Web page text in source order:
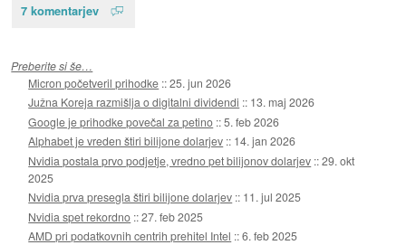
7 komentarjev
Preberite si še…
Micron početveril prihodke ::25. jun 2026
Južna Koreja razmišlja o digitalni dividendi :: 13. maj 2026
Google je prihodke povečal za petino ::5. feb 2026
Alphabet je vreden štiri bilijone dolarjev :: 14. jan 2026
Nvidia postala prvo podjetje, vredno pet bilijonov dolarjev ::29. okt
2025
Nvidia prva presegla štiri bilijone dolarjev :: 11. jul 2025
Nvidia spet rekordno ::27. feb 2025
AMD pri podatkovnih centrih prehitel Intel ::6. feb 2025